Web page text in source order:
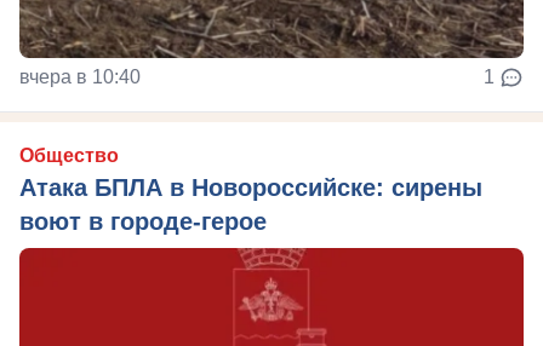
вчера в 10:40 1
Общество
Атака БПЛА в Новороссийске: сирены
воют в городе-герое